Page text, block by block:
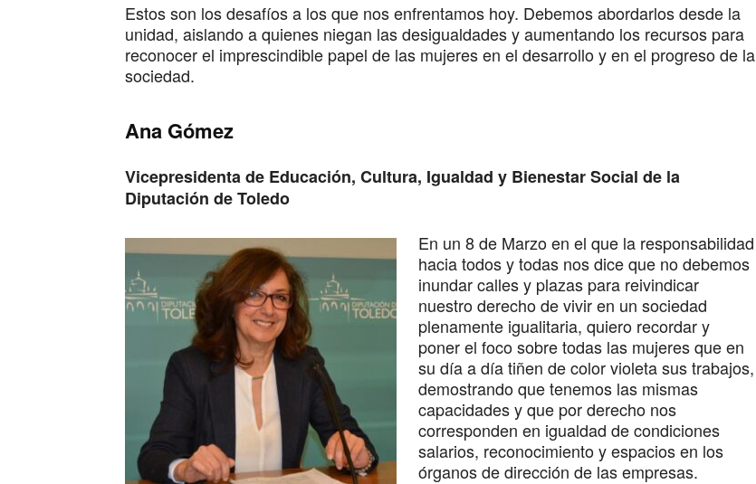
Estos son los desafíos a los que nos enfrentamos hoy. Debemos abordarlos desde la
unidad, aislando a quienes niegan las desigualdades y aumentando los recursos para
reconocer el imprescindible papel de las mujeres en el desarrollo y en el progreso de la
sociedad.
Ana Gómez
Vicepresidenta de Educación, Cultura, Igualdad y Bienestar Social de la
Diputación de Toledo
En un 8 de Marzo en el que la responsabilidad
hacia todos y todas nos dice que no debemos
inundar calles y plazas para reivindicar
nuestro derecho de vivir en un sociedad
plenamente igualitaria, quiero recordar y
poner el foco sobre todas las mujeres que en
su día a día tiñen de color violeta sus trabajos,
demostrando que tenemos las mismas
capacidades y que por derecho nos
corresponden en igualdad de condiciones
salarios, reconocimiento y espacios en los
órganos de dirección de las empresas.